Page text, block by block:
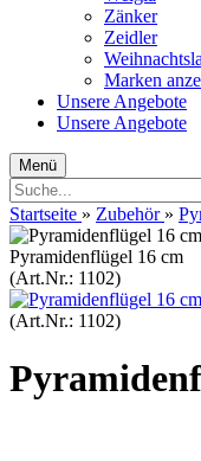
Zänker
Zeidler
Marken
Unsere Angebote
Unsere Angebote
Menü
Startseite » Zubehör »
Pyramidenflügel 16 cm
(Art.Nr.: 1102)
(Art.Nr.: 1102)